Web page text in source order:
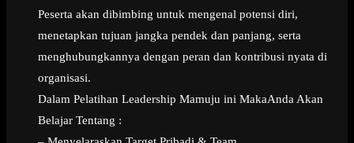
Peserta akan dibimbing untuk mengenal potensi diri,
menetapkan tujuan jangka pendek dan panjang, serta
menghubungkannya dengan peran dan kontribusi nyata di
organisasi.
Dalam Pelatihan Leadership Mamuju ini MakaAnda Akan
Belajar Tentang :